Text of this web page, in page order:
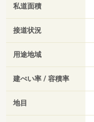
私道面積
接道状況
用途地域
建ぺい率 / 容積率
地目